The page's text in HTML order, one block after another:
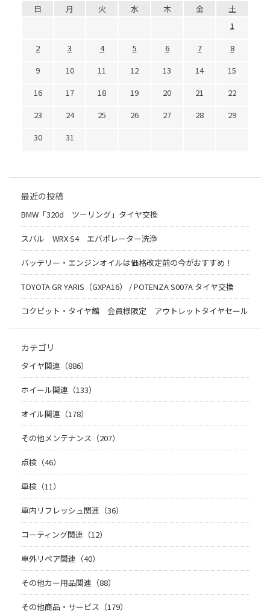
日 月 火 水 木 金
土
1
2
3 4 5 6 7
8
9
10 11 12 13 14
15
16
17 18 19 20 21
22
23
24 25 26 27 28
29
30
31
最近の投稿
BMW「320d ツーリング」タイヤ交換
スバル WRX S4 エバポレーター洗浄
バッテリー・エンジンオイルは価格改定前の今がおすすめ！
TOYOTA GR YARIS（GXPA16） / POTENZA S007A タイヤ交換
コクピット・タイヤ館 会員様限定 アウトレットタイヤセール
カテゴリ
タイヤ関連（886）
ホイール関連（133）
オイル関連（178）
その他メンテナンス（207）
点検（46）
車検（11）
車内リフレッシュ関連（36）
コーティング関連（12）
車外リペア関連（40）
その他カー用品関連（88）
その他商品・サービス（179）